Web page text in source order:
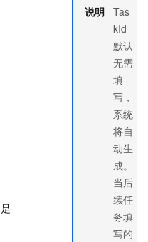
是
说明 Tas
kId
默认
无需
填
写，
系统
将自
动生
成。
当后
续任
务填
写的